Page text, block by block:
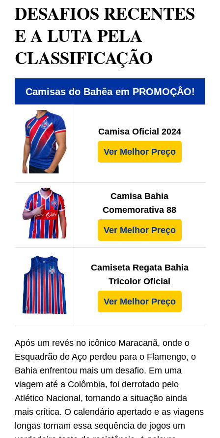
DESAFIOS RECENTES
E A LUTA PELA
CLASSIFICAÇÃO
Camisas do Bahêa em PROMOÇÂO!
Camisa Oficial 2024
Ver Melhor Preço
Camisa Bahia
Comemorativa 88
Ver Melhor Preço
Camiseta Regata Bahia
Tricolor Oficial
Ver Melhor Preço
Após um revés no icônico Maracanã, onde o
Esquadrão de Aço perdeu para o Flamengo, o
Bahia enfrentou mais um desafio. Em uma
viagem até a Colômbia, foi derrotado pelo
Atlético Nacional, tornando a situação ainda
mais crítica. O calendário apertado e as viagens
longas tornam essa sequência de jogos um